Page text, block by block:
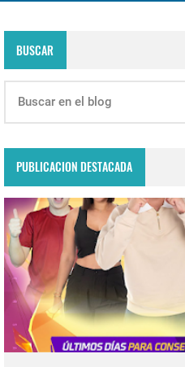
BUSCAR
PUBLICACION DESTACADA